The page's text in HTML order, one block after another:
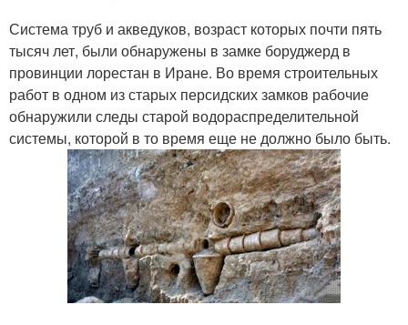
Система труб и акведуков, возраст которых почти пять
тысяч лет, были обнаружены в замке боруджерд в
провинции лорестан в Иране. Во время строительных
работ в одном из старых персидских замков рабочие
обнаружили следы старой водораспределительной
системы, которой в то время еще не должно было быть.